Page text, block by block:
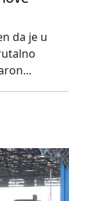
da je u